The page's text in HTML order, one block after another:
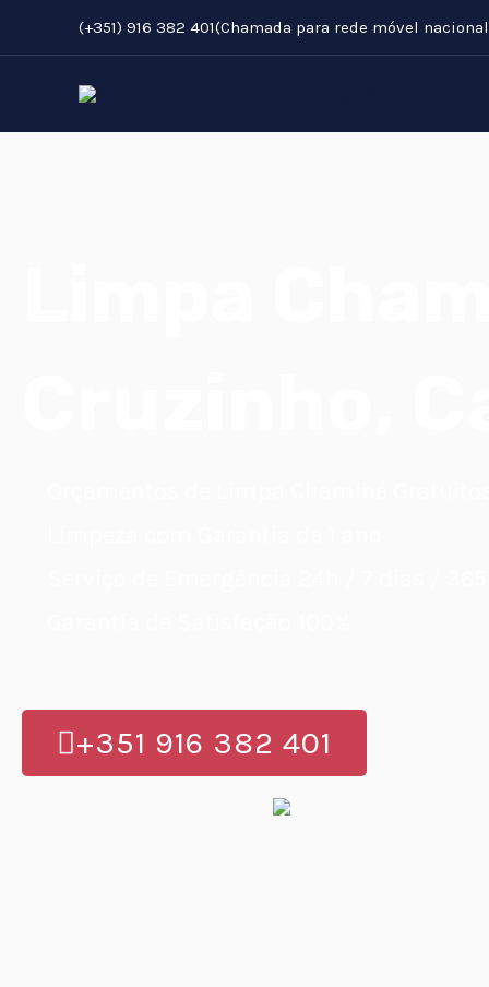
to
(+351) 916 382 401(Chamada para rede móvel
+351 916 382 401